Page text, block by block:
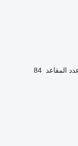
المقاعد
84